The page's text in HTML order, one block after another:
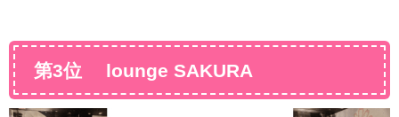
第3位 lounge SAKURA